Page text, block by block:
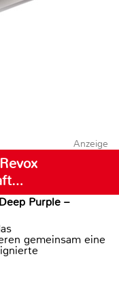
Anzeige
Purple –
gemeinsam eine